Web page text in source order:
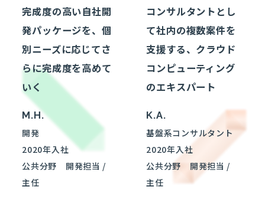
完成度の高い自社開
発パッケージを、個
別ニーズに応じてさ
らに完成度を高めて
いく
M.H.
開発
2020年入社
公共分野 開発担当 /
主任
コンサルタントとし
て社内の複数案件を
支援する、クラウド
コンピューティング
のエキスパート
K.A.
基盤系コンサルタント
2020年入社
公共分野 開発担当 /
主任